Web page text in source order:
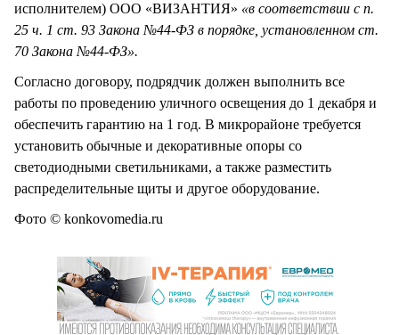
исполнителем) ООО «ВИЗАНТИЯ» «в соответствии с п.
25 ч. 1 ст. 93 Закона №44-ФЗ в порядке, установленном ст.
70 Закона №44-ФЗ».
Согласно договору, подрядчик должен выполнить все
работы по проведению уличного освещения до 1 декабря и
обеспечить гарантию на 1 год. В микрорайоне требуется
установить обычные и декоративные опоры со
светодиодными светильниками, а также разместить
распределительные щиты и другое оборудование.
Фото © konkovomedia.ru